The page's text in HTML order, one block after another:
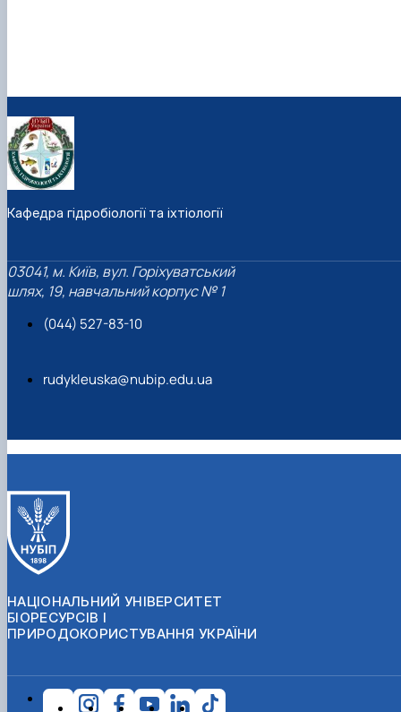
Кафедра гідробіології та іхтіології
03041, м. Київ, вул. Горіхуватський
шлях, 19, навчальний корпус № 1
(044) 527-83-10
rudykleuska@nubip.edu.ua
НАЦІОНАЛЬНИЙ УНІВЕРСИТЕТ
БІОРЕСУРСІВ І
ПРИРОДОКОРИСТУВАННЯ УКРАЇНИ